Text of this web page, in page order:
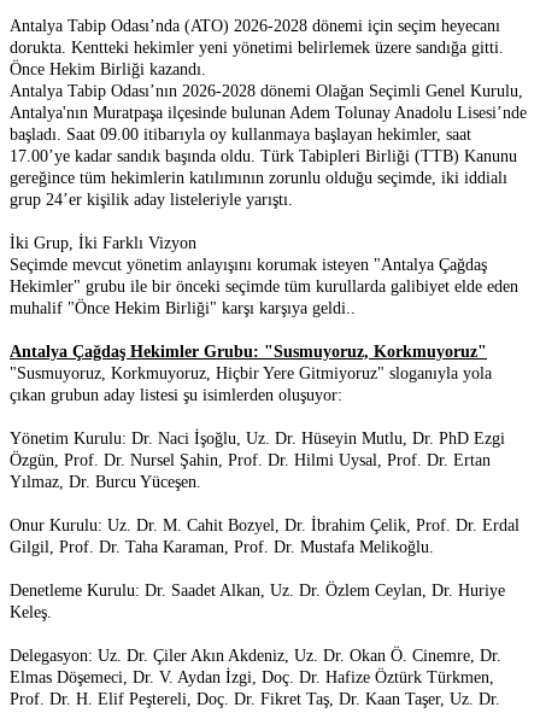
Antalya Tabip Odası’nda (ATO) 2026-2028 dönemi için seçim heyecanı
dorukta. Kentteki hekimler yeni yönetimi belirlemek üzere sandığa gitti.
Önce Hekim Birliği kazandı.
Antalya Tabip Odası’nın 2026-2028 dönemi Olağan Seçimli Genel Kurulu,
Antalya'nın Muratpaşa ilçesinde bulunan Adem Tolunay Anadolu Lisesi’nde
başladı. Saat 09.00 itibarıyla oy kullanmaya başlayan hekimler, saat
17.00’ye kadar sandık başında oldu. Türk Tabipleri Birliği (TTB) Kanunu
gereğince tüm hekimlerin katılımının zorunlu olduğu seçimde, iki iddialı
grup 24’er kişilik aday listeleriyle yarıştı.
İki Grup, İki Farklı Vizyon
Seçimde mevcut yönetim anlayışını korumak isteyen "Antalya Çağdaş
Hekimler" grubu ile bir önceki seçimde tüm kurullarda galibiyet elde eden
muhalif "Önce Hekim Birliği" karşı karşıya geldi..
Antalya Çağdaş Hekimler Grubu: "Susmuyoruz, Korkmuyoruz"
"Susmuyoruz, Korkmuyoruz, Hiçbir Yere Gitmiyoruz" sloganıyla yola
çıkan grubun aday listesi şu isimlerden oluşuyor:
Yönetim Kurulu: Dr. Naci İşoğlu, Uz. Dr. Hüseyin Mutlu, Dr. PhD Ezgi
Özgün, Prof. Dr. Nursel Şahin, Prof. Dr. Hilmi Uysal, Prof. Dr. Ertan
Yılmaz, Dr. Burcu Yüceşen.
Onur Kurulu: Uz. Dr. M. Cahit Bozyel, Dr. İbrahim Çelik, Prof. Dr. Erdal
Gilgil, Prof. Dr. Taha Karaman, Prof. Dr. Mustafa Melikoğlu.
Denetleme Kurulu: Dr. Saadet Alkan, Uz. Dr. Özlem Ceylan, Dr. Huriye
Keleş.
Delegasyon: Uz. Dr. Çiler Akın Akdeniz, Uz. Dr. Okan Ö. Cinemre, Dr.
Elmas Döşemeci, Dr. V. Aydan İzgi, Doç. Dr. Hafize Öztürk Türkmen,
Prof. Dr. H. Elif Peştereli, Doç. Dr. Fikret Taş, Dr. Kaan Taşer, Uz. Dr.